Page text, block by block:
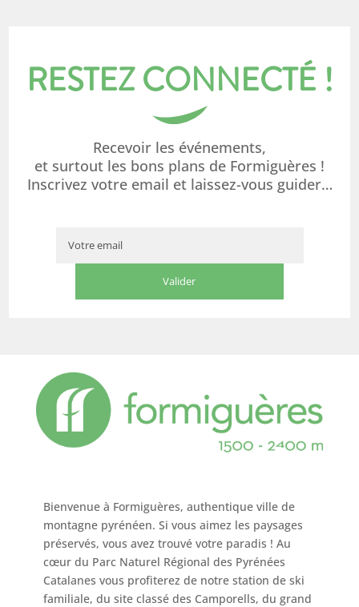
RESTEZ CONNECTÉ !
Recevoir les événements,
et surtout les bons plans de Formiguères !
Inscrivez votre email et laissez-vous guider…
Bienvenue à Formiguères, authentique ville de
montagne pyrénéen. Si vous aimez les paysages
préservés, vous avez trouvé votre paradis ! Au
cœur du Parc Naturel Régional des Pyrénées
Catalanes vous profiterez de notre station de ski
familiale, du site classé des Camporells, du grand